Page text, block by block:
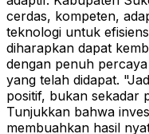
cerdas, kompeten,
teknologi untuk
diharapkan dapat
dengan penuh
yang telah didapat.
positif, bukan sekadar
Tunjukkan bahwa
membuahkan hasil